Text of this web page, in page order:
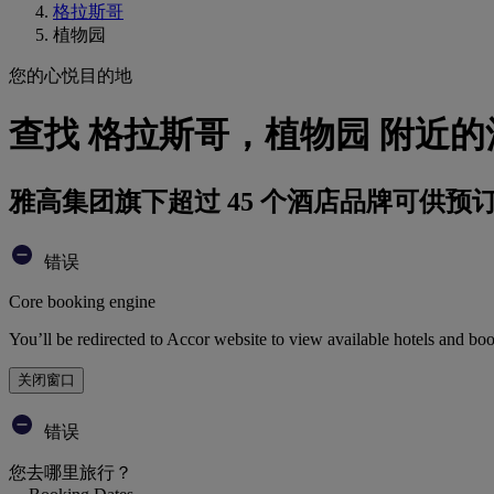
格拉斯哥
植物园
您的心悦目的地
查找 格拉斯哥，植物园 附近
雅高集团旗下超过 45 个酒店品牌可供预
错误
Core booking engine
You’ll be redirected to Accor website to view available hotels and
关闭窗口
错误
您去哪里旅行？